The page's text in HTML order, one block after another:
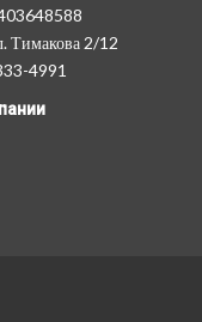
Тимакова 2/12
4991